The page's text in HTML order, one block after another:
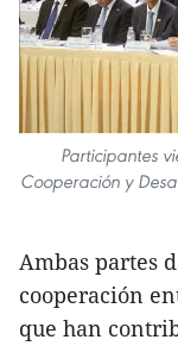
Participantes
Cooperación y
Ambas partes
cooperación
que han